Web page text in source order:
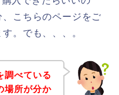
こちらのページをご
。でも、、、。
調べている
場所が分か